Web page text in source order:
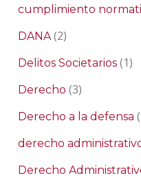
cumplimiento
DANA(2)
Delitos Societarios (1)
Derecho (3)
Derecho a la defensa
derecho
Derecho